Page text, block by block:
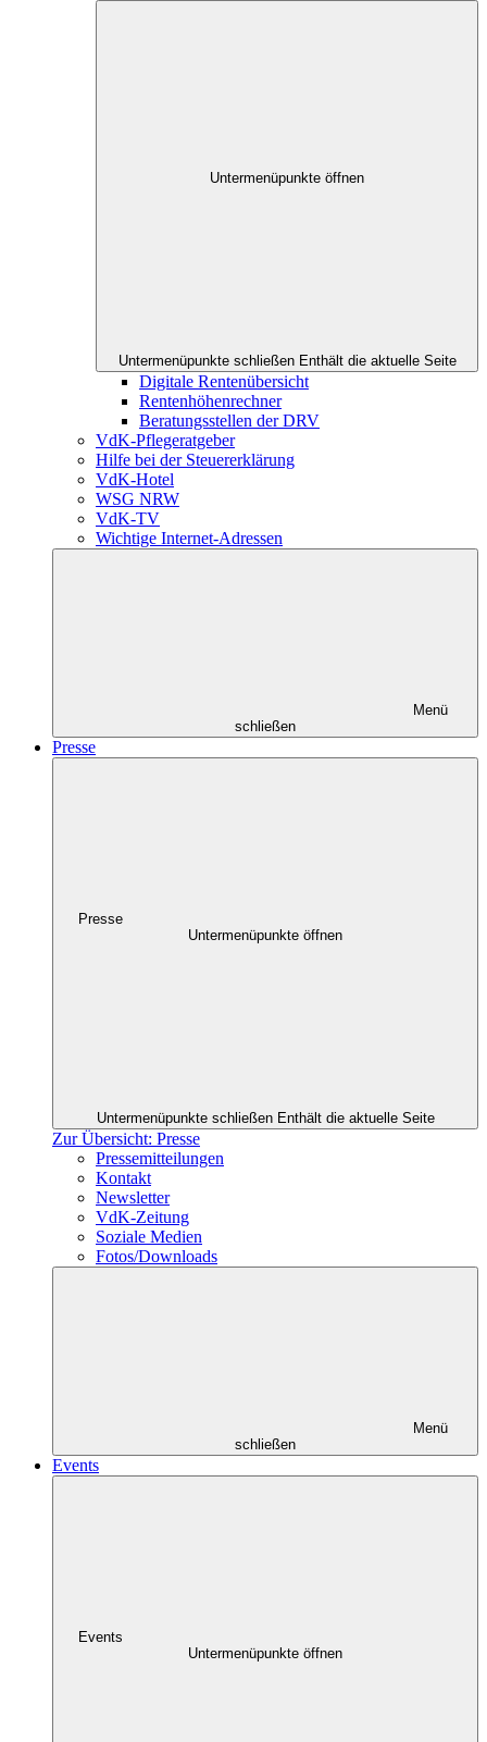
Untermenüpunkte öffnen
Untermenüpunkte schließen Enthält die aktuelle Seite
Digitale Rentenübersicht
Rentenhöhenrechner
Beratungsstellen der DRV
VdK-Pflegeratgeber
Hilfe bei der Steuererklärung
VdK-Hotel
WSG NRW
VdK-TV
Wichtige Internet-Adressen
Menü
schließen
Presse
Presse
Untermenüpunkte öffnen
Untermenüpunkte schließen Enthält die aktuelle Seite
Zur Übersicht: Presse
Pressemitteilungen
Kontakt
Newsletter
VdK-Zeitung
Soziale Medien
Fotos/Downloads
Menü
schließen
Events
Events
Untermenüpunkte öffnen